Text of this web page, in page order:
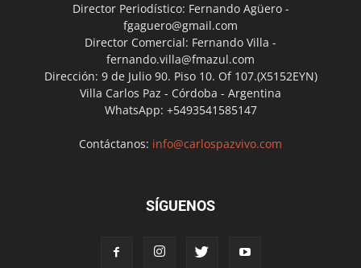
Director Periodístico: Fernando Agüero -
fgaguero@gmail.com
Director Comercial: Fernando Villa -
fernando.villa@fmazul.com
Dirección: 9 de Julio 90. Piso 10. Of 107.(X5152EYN)
Villa Carlos Paz - Córdoba - Argentina
WhatsApp: +5493541585147
Contáctanos: info@carlospazvivo.com
SÍGUENOS